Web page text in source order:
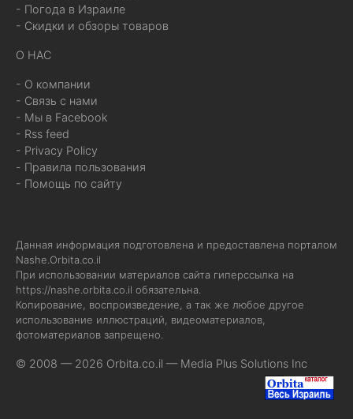
- Погода в Израиле
- Скидки и обзоры товаров
О НАС
- О компании
- Связь с нами
- Мы в Facebook
- Rss feed
- Privacy Policy
- Правила пользования
- Помощь по сайту
Данная информация подготовлена и предоставлена порталом
Nashe.Orbita.co.il
При использовании материалов сайта гиперссылка на
https://nashe.orbita.co.il обязательна.
Копирование, воспроизведение, а так же любое другое
использование иллюстраций, видеоматериалов,
фотоматериалов запрещено.
© 2008 — 2026 Orbita.co.il — Media Plus Solutions Inc